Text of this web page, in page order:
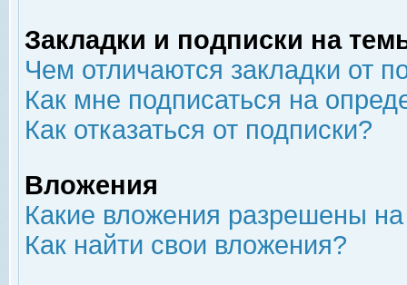
Закладки и подписки на
Чем отличаются закладки от
Как мне подписаться на
Как отказаться от подписки?
Вложения
Какие вложения разрешены
Как найти свои вложения?